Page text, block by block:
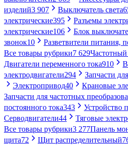
изделий3 907 Выключатель света
электрические395 Разъемы
электрические106 Блок
звонок10 Разветвители питания,
Все товары рубрики7 629Частотный
Двигатели переменного тока910
электродвигатели294 Запчасти
Электропривод40 Крановые
Запчасти для частотных
постоянного тока343 Устройство
Серводвигатели44 Тяговые
Все товары рубрики3 277Панель
щита72 Щит распределительный